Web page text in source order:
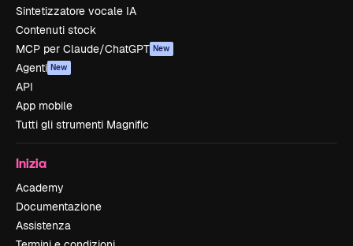
Sintetizzatore vocale IA
Contenuti stock
MCP per Claude/ChatGPT New
Agenti New
API
App mobile
Tutti gli strumenti Magnific
Inizia
Academy
Documentazione
Assistenza